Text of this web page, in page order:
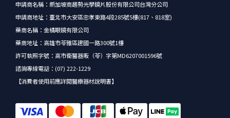
申請商名稱：新加坡商趨勢光學鏡片股份有限公司台灣分公司
申請商地址：臺北市大安區忠孝東路4段285號5樓(817、818室)
藥商名稱：金橘眼鏡有限公司
藥商地址：高雄市苓雅區建國一路300號1樓
許可執照字號：高市衛醫器販（苓）字第MD6207001596號
諮詢專線電話：(07) 222-1229
【消費者使用前應詳閱醫療器材說明書】